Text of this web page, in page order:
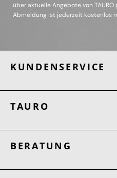
über aktuelle Angebote von
Abmeldung ist jederzeit kostenlos
KUNDENSERVICE
TAURO
BERATUNG